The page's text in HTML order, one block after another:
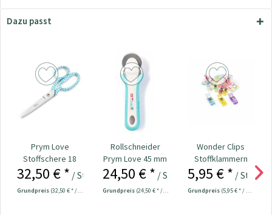
Dazu passt
Prym Love
Stoffschere 18
cm Nr. 610540
32,50 € * / Stück
Grundpreis (32,50 € * / 1 Stück)
Rollschneider
Prym Love 45 mm
24,50 € * / Stück
Grundpreis (24,50 € * / 1 Stück)
Wonder Clips
Stoffklammern
klein - 20 Stück
5,95 € * / Stück
Grundpreis (5,95 € * / 1 Stück)